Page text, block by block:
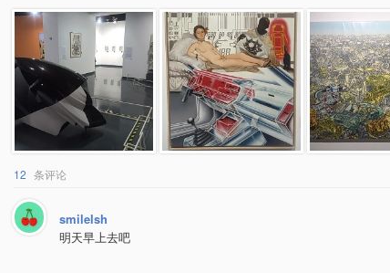
12 条评论
smilelsh
明天早上去吧